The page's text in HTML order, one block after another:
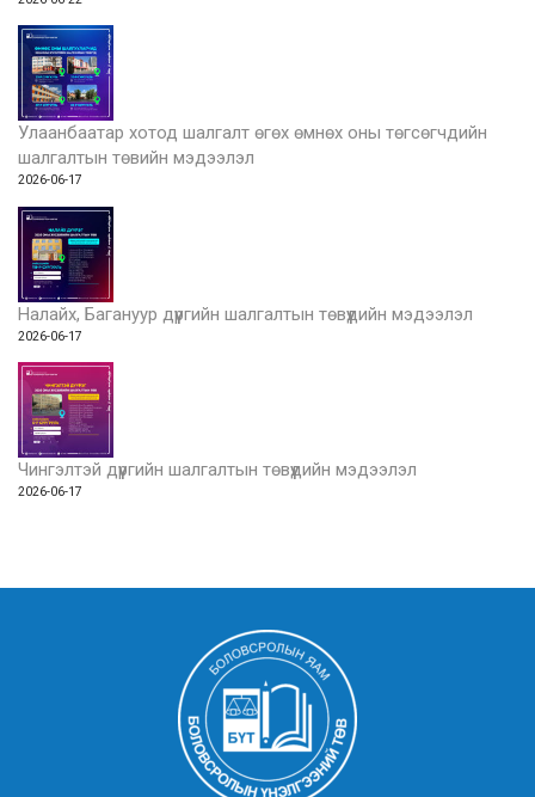
Улаанбаатар хотод шалгалт өгөх өмнөх оны төгсөгчдийн
шалгалтын төвийн мэдээлэл
2026-06-17
Налайх, Багануур дүүргийн шалгалтын төвүүдийн мэдээлэл
2026-06-17
Чингэлтэй дүүргийн шалгалтын төвүүдийн мэдээлэл
2026-06-17